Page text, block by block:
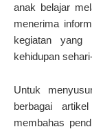
anak belajar
menerima
kegiatan yang
kehidupan
Untuk
berbagai
membahas